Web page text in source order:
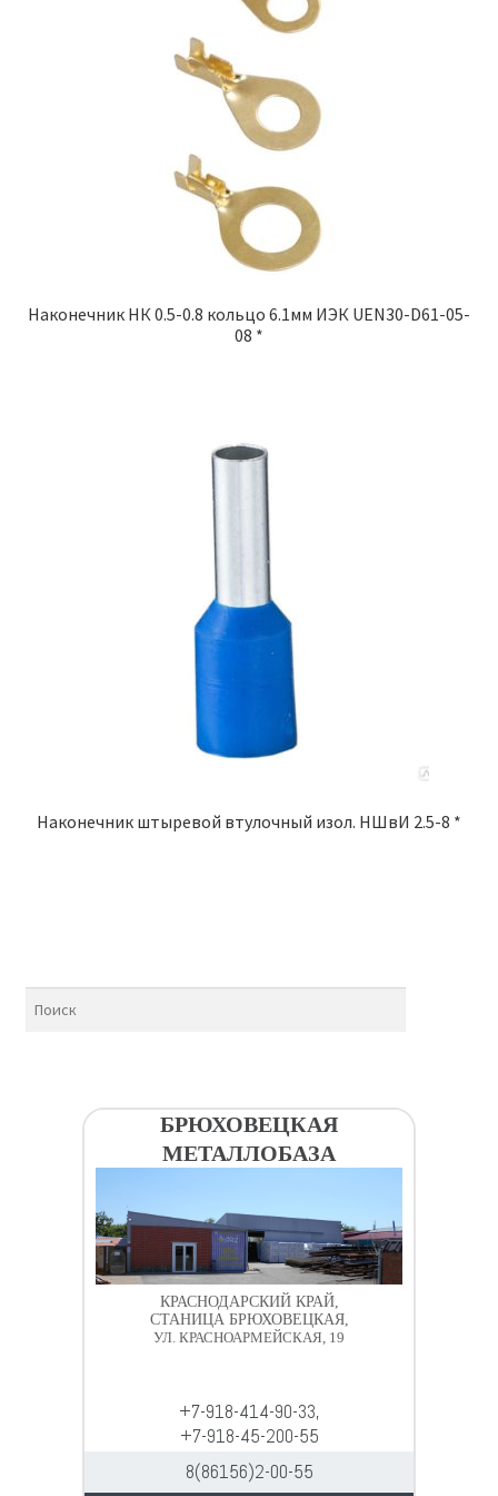
Наконечник НК 0.5-0.8 кольцо 6.1мм ИЭК UEN30-D61-05-
08 *
Наконечник штыревой втулочный изол. НШвИ 2.5-8 *
БРЮХОВЕЦКАЯ
МЕТАЛЛОБАЗА
КРАСНОДАРСКИЙ КРАЙ,
СТАНИЦА БРЮХОВЕЦКАЯ,
УЛ. КРАСНОАРМЕЙСКАЯ, 19
+7-918-414-90-33,
+7-918-45-200-55
8(86156)2-00-55